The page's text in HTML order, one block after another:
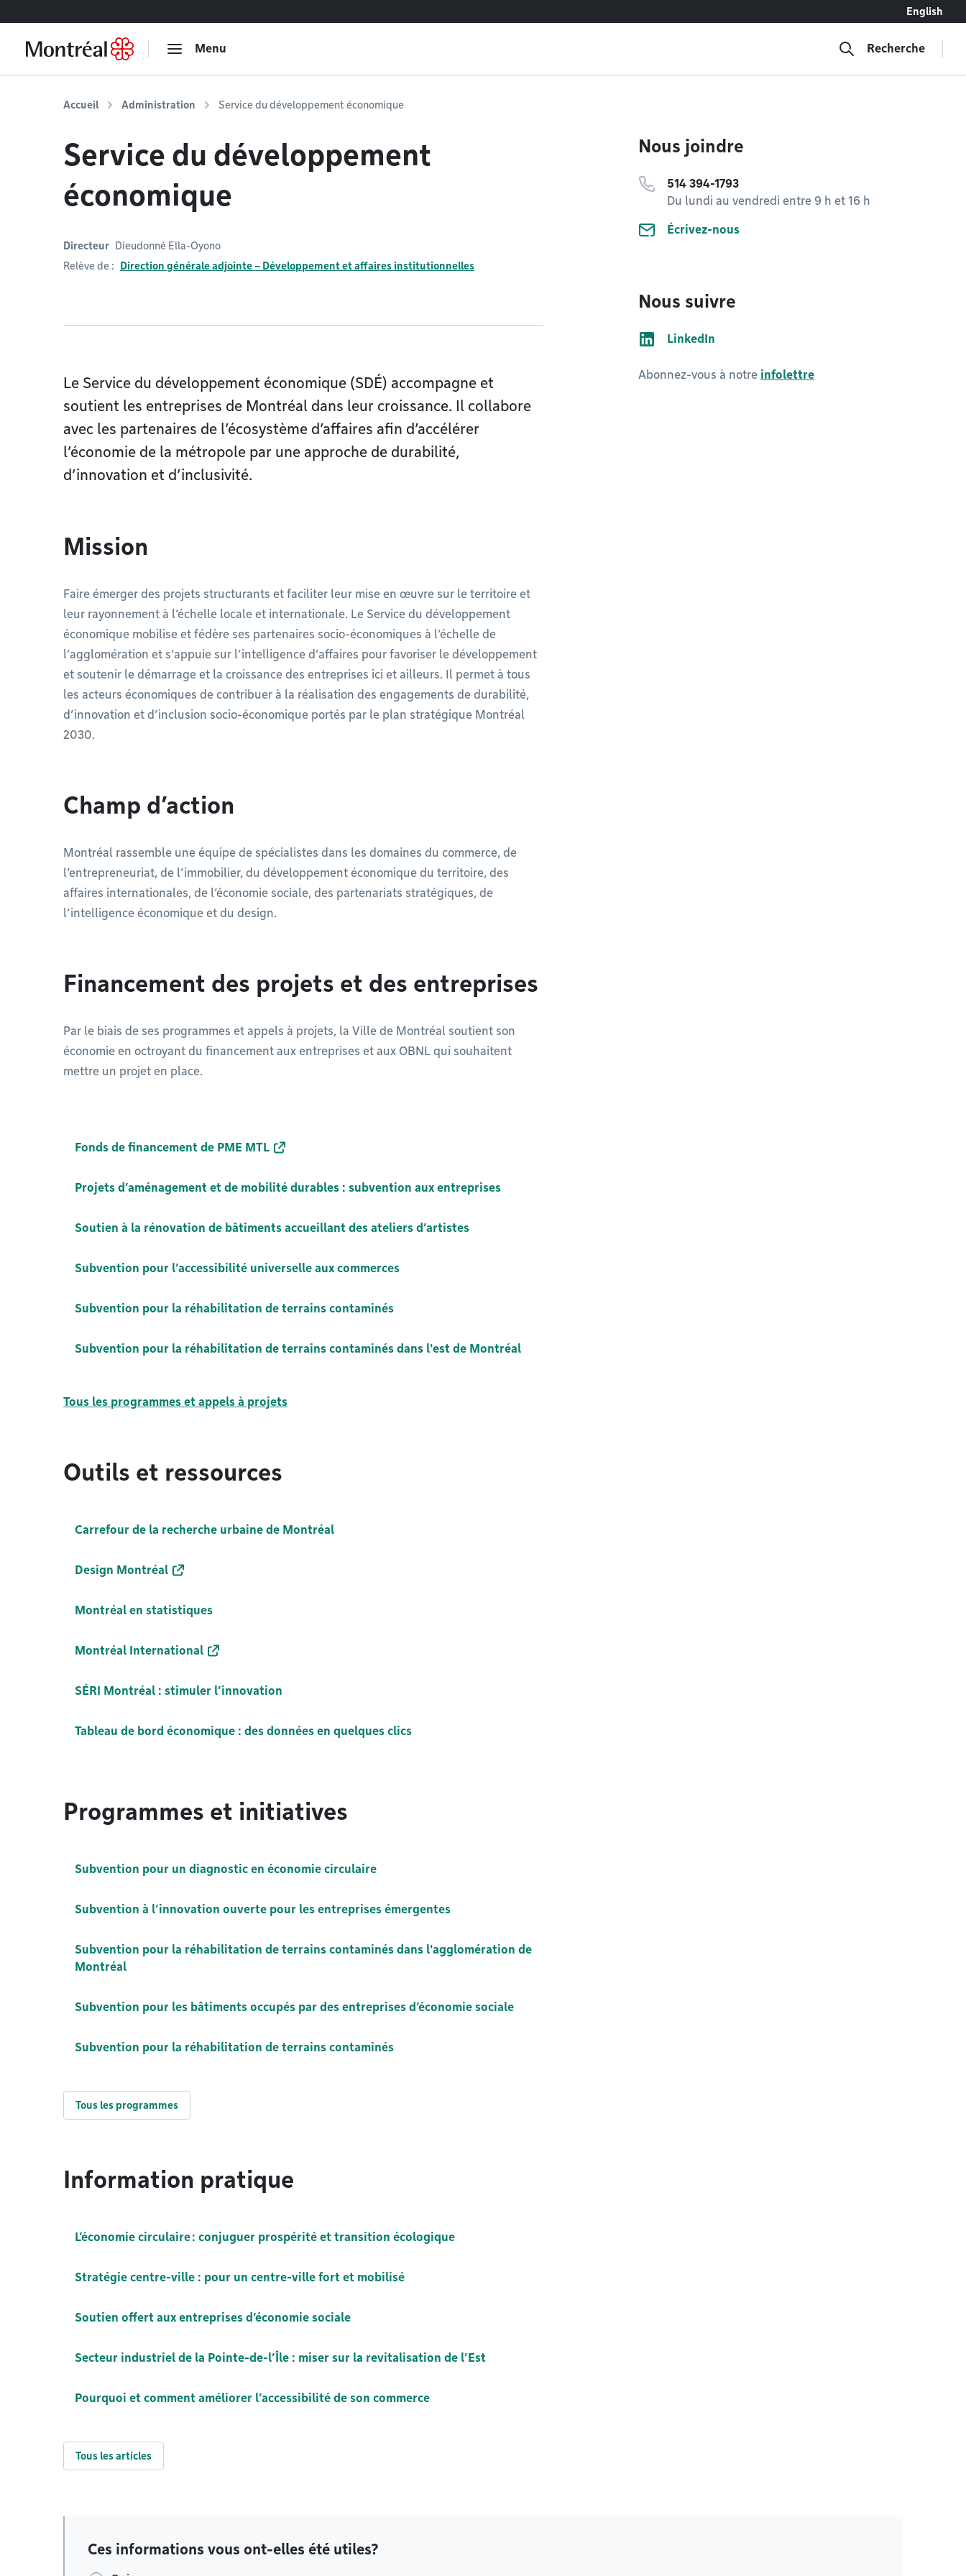
English
Menu Recherche
Accueil Administration Service du développement économique
Service du développement
économique
Directeur
Dieudonné Ella-Oyono
Relève de :
Direction générale adjointe – Développement et affaires institutionnelles
Le Service du développement économique (SDÉ) accompagne et
soutient les entreprises de Montréal dans leur croissance. Il collabore
avec les partenaires de l’écosystème d’affaires afin d’accélérer
l’économie de la métropole par une approche de durabilité,
d’innovation et d’inclusivité.
Mission
Faire émerger des projets structurants et faciliter leur mise en œuvre sur le territoire et
leur rayonnement à l’échelle locale et internationale. Le Service du développement
économique mobilise et fédère ses partenaires socio-économiques à l’échelle de
l’agglomération et s’appuie sur l’intelligence d’affaires pour favoriser le développement
et soutenir le démarrage et la croissance des entreprises ici et ailleurs. Il permet à tous
les acteurs économiques de contribuer à la réalisation des engagements de durabilité,
d’innovation et d’inclusion socio-économique portés par le plan stratégique Montréal
2030.
Champ d’action
Montréal rassemble une équipe de spécialistes dans les domaines du commerce, de
l’entrepreneuriat, de l’immobilier, du développement économique du territoire, des
affaires internationales, de l’économie sociale, des partenariats stratégiques, de
l’intelligence économique et du design.
Financement des projets et des entreprises
Par le biais de ses programmes et appels à projets, la Ville de Montréal soutient son
économie en octroyant du financement aux entreprises et aux OBNL qui souhaitent
mettre un projet en place.
Fonds de financement de PME MTL
Projets d’aménagement et de mobilité durables : subvention aux entreprises
Soutien à la rénovation de bâtiments accueillant des ateliers d’artistes
Subvention pour l’accessibilité universelle aux commerces
Subvention pour la réhabilitation de terrains contaminés
Subvention pour la réhabilitation de terrains contaminés dans l'est de Montréal
Tous les programmes et appels à projets
Outils et ressources
Carrefour de la recherche urbaine de Montréal
Design Montréal
Montréal en statistiques
Montréal International
SÉRI Montréal : stimuler l’innovation
Tableau de bord économique : des données en quelques clics
Programmes et initiatives
Subvention pour un diagnostic en économie circulaire
Subvention à l’innovation ouverte pour les entreprises émergentes
Subvention pour la réhabilitation de terrains contaminés dans l'agglomération de
Montréal
Subvention pour les bâtiments occupés par des entreprises d’économie sociale
Subvention pour la réhabilitation de terrains contaminés
Tous les programmes
Information pratique
L’économie circulaire : conjuguer prospérité et transition écologique
Stratégie centre-ville : pour un centre-ville fort et mobilisé
Soutien offert aux entreprises d’économie sociale
Secteur industriel de la Pointe-de-l’Île : miser sur la revitalisation de l’Est
Pourquoi et comment améliorer l’accessibilité de son commerce
Tous les articles
Nous joindre
514 394-1793
Du lundi au vendredi entre 9 h et 16 h
Écrivez-nous
Nous suivre
LinkedIn
Abonnez-vous à notre infolettre
Ces informations vous ont-elles été utiles?